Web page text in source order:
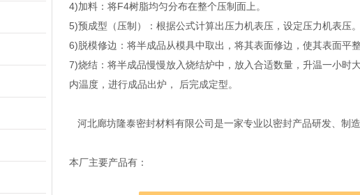
4)加料：将F4树脂均匀分布在整个压制面上。
5)预成型（压制）：根据公式计算出压力机表压，设定压力机表压
6)脱模修边：将半成品从模具中取出，将其表面修边，使其表面平
7)烧结：将半成品慢慢放入烧结炉中，放入合适数量，升温一小时
内温度，进行成品出炉， 后完成定型。
河北廊坊隆泰密封材料有限公司是一家专业以密封产品研发、制
本厂主要产品有：